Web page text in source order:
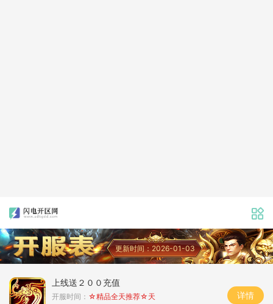
更新时间：2026-01-03
上线送２００充值
开服时间： ☆精品全天推荐☆天
详情